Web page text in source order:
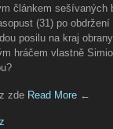
článkem sešívaných
(31) po
posilu na kraj
hráčem vlastně
zde Read More ←